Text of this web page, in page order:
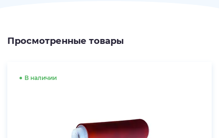
Просмотренные товары
В наличии